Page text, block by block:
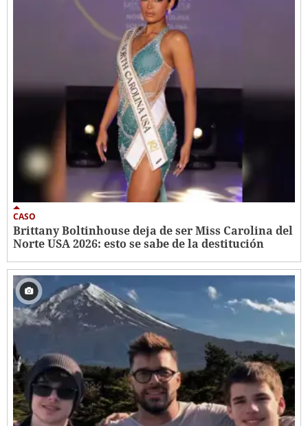
CASO
Brittany Boltinhouse deja de ser Miss Carolina del
Norte USA 2026: esto se sabe de la destitución